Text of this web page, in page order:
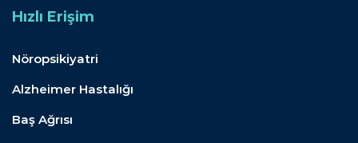
Hızlı Erişim
Nöropsikiyatri
Alzheimer Hastalığı
Baş Ağrısı